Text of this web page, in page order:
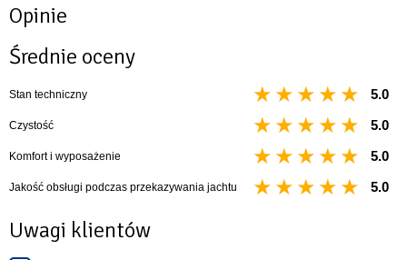
Opinie
Średnie oceny
Stan techniczny 5.0
Czystość 5.0
Komfort i wyposażenie 5.0
Jakość obsługi podczas przekazywania jachtu 5.0
Uwagi klientów